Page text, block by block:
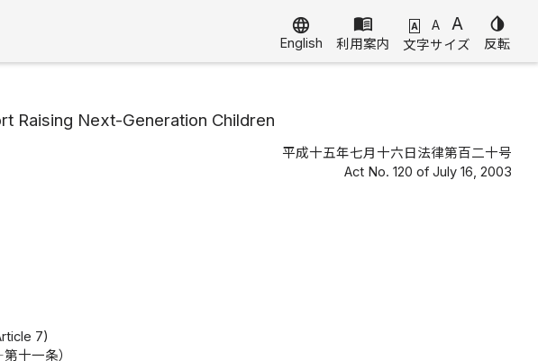
language
English
menu_book
利用案内
A A A
文字サイズ
invert_colors
反転
Raising Next-Generation Children
平成十五年七月十六日法律第百二十号
Act No. 120 of July 16, 2003
7)
十一条）